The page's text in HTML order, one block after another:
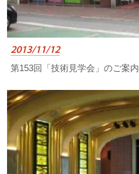
2013/11/12
第153回「技術見学会」のご案内